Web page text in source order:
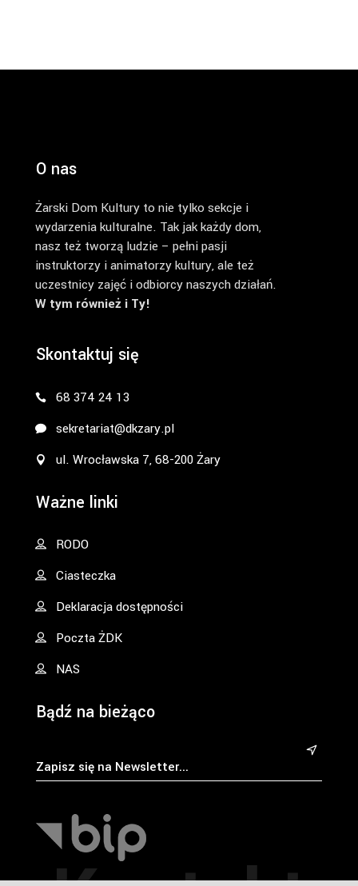
O nas
Żarski Dom Kultury to nie tylko sekcje i
wydarzenia kulturalne. Tak jak każdy dom,
nasz też tworzą ludzie – pełni pasji
instruktorzy i animatorzy kultury, ale też
uczestnicy zajęć i odbiorcy naszych działań.
W tym również i Ty!
Skontaktuj się
68 374 24 13
sekretariat@dkzary.pl
ul. Wrocławska 7, 68-200 Żary
Ważne linki
RODO
Ciasteczka
Deklaracja dostępności
Poczta ŻDK
NAS
Bądź na bieżąco
&